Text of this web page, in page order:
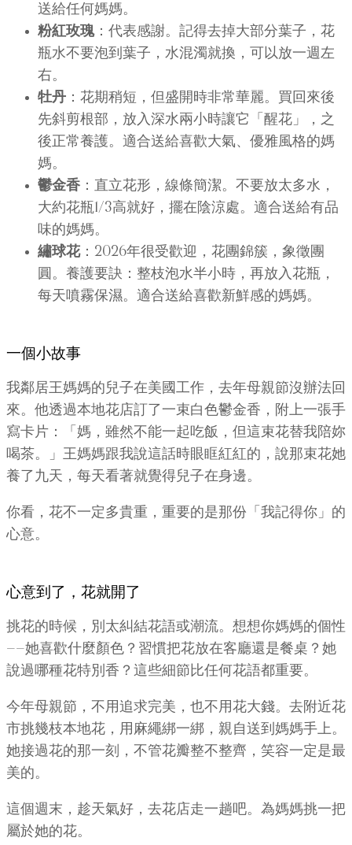
送給任何媽媽。
粉紅玫瑰：代表感謝。記得去掉大部分葉子，花
瓶水不要泡到葉子，水混濁就換，可以放一週左
右。
牡丹 ：花期稍短，但盛開時非常華麗。買回來後
先斜剪根部，放入深水兩小時讓它「醒花」，之
後正常養護。適合送給喜歡大氣、優雅風格的媽
媽。
鬱金香 ：直立花形，線條簡潔。不要放太多水，
大約花瓶1/3高就好，擺在陰涼處。適合送給有品
味的媽媽。
繡球花：2026年很受歡迎，花團錦簇，象徵團
圓。養護要訣：整枝泡水半小時，再放入花瓶，
每天噴霧保濕。適合送給喜歡新鮮感的媽媽。
一個小故事
我鄰居王媽媽的兒子在美國工作，去年母親節沒辦法回
來。他透過本地花店訂了一束白色鬱金香，附上一張手
寫卡片：「媽，雖然不能一起吃飯，但這束花替我陪妳
喝茶。」王媽媽跟我說這話時眼眶紅紅的，說那束花她
養了九天，每天看著就覺得兒子在身邊。
你看，花不一定多貴重，重要的是那份「我記得你」的
心意。
心意到了，花就開了
挑花的時候，別太糾結花語或潮流。想想你媽媽的個性
——她喜歡什麼顏色？習慣把花放在客廳還是餐桌？她
說過哪種花特別香？這些細節比任何花語都重要。
今年母親節，不用追求完美，也不用花大錢。去附近花
市挑幾枝本地花，用麻繩綁一綁，親自送到媽媽手上。
她接過花的那一刻，不管花瓣整不整齊，笑容一定是最
美的。
這個週末，趁天氣好，去花店走一趟吧。為媽媽挑一把
屬於她的花。